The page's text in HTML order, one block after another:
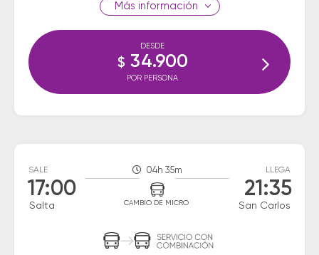
información
DESDE
$ 34.900
POR PERSONA
SALE
17:00
Salta
04h 35m
CAMBIO DE MICRO
LLEGA
21:35
San Carlos